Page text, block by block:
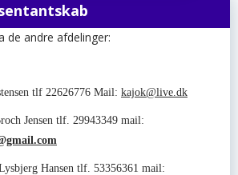
de andre afdelinger:
tlf 22626776 Mail: kajok@live.dk
Jensen tlf. 29943349 mail:
Hansen tlf. 53356361 mail: